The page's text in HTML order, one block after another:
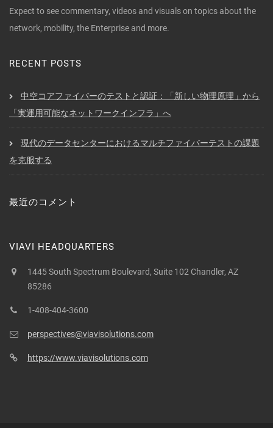
Expect to see commentary, videos and visuals on topics about the
network, mobility, the Enterprise and more.
RECENT POSTS
中空コアファイバーのテストと認証：「新しい物理原理」から
「実運用可能なネットワークインフラ」へ
現代のデータセンターにおけるマルチファイバーテストの課題
を克服する
最近のコメント
VIAVI HEADQUARTERS
1445 South Spectrum Boulevard, Suite 102 Chandler, AZ
85286
1-408-404-3600
perspectives@viavisolutions.com
https://www.viavisolutions.com